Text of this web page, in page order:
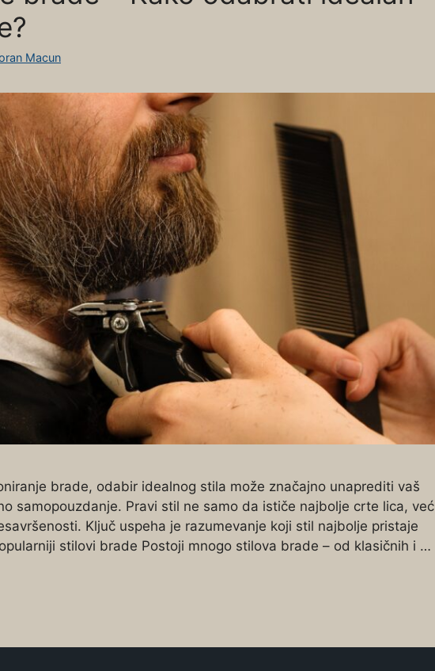
Macun
brade, odabir idealnog stila može značajno unaprediti vaš
samopouzdanje. Pravi stil ne samo da ističe najbolje crte lica, već
Ključ uspeha je razumevanje koji stil najbolje pristaje
stilovi brade Postoji mnogo stilova brade – od klasičnih i …